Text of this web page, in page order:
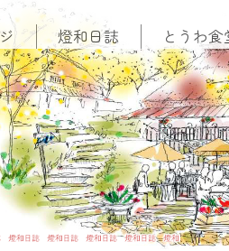
燈和日誌
燈和日誌 とうわ食